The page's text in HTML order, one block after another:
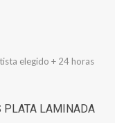
elegido + 24 horas
PLATA LAMINADA